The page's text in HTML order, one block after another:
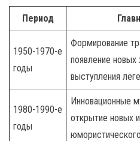
Период
1950-1970-е
годы
Формирование
появление новых
выступления
1980-1990-е
годы
Инновационные
открытие новых